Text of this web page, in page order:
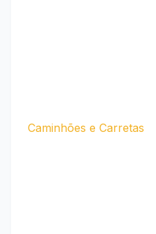
Caminhões e Carretas